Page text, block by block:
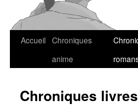
Accueil Chroniques
anime
Chroniques